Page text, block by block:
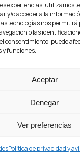
experiencias, utilizamos
y/o acceder a la
tecnologías nos permitirá
o las
consentimiento, puede
y funciones.
Aceptar
Denegar
Ver preferencias
Política de privacidad y